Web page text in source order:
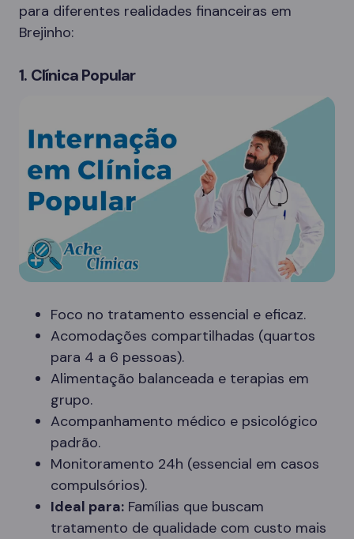
para diferentes realidades financeiras em
Brejinho:
1. Clínica Popular
Foco no tratamento essencial e eficaz.
Acomodações compartilhadas (quartos
para 4 a 6 pessoas).
Alimentação balanceada e terapias em
grupo.
Acompanhamento médico e psicológico
padrão.
Monitoramento 24h (essencial em casos
compulsórios).
Ideal para: Famílias que buscam
tratamento de qualidade com custo mais